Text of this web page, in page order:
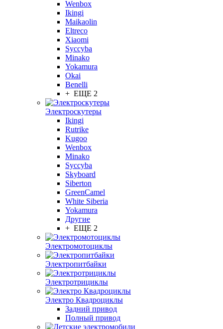
Wenbox
Ikingi
Maikaolin
Eltreco
Xiaomi
Syccyba
Minako
Yokamura
Okai
Benelli
+ ЕЩЕ 2
Электроскутеры
Ikingi
Rutrike
Kugoo
Wenbox
Minako
Syccyba
Skyboard
Siberton
GreenCamel
White Siberia
Yokamura
Другие
+ ЕЩЕ 2
Электромотоциклы
Электропитбайки
Электротрициклы
Электро Квадроциклы
Задний привод
Полный привод